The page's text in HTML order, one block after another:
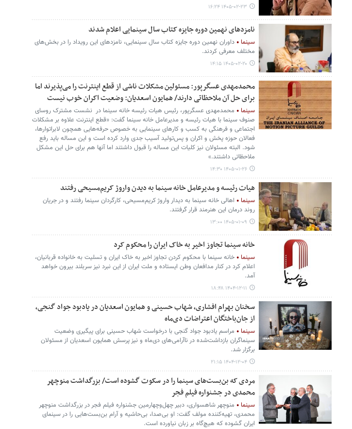
۱۴۰۵-۰۲-۲۳ ۱۶:۲۴
نامزدهای نهمین دوره جایزه کتاب سال سینمایی اعلام شدند
سینما
داوران نهمین دوره جایزه کتاب سال سینمایی، نامزدهای این رویداد را در بخش‌های
مختلف معرفی کردند.
۱۴۰۵-۰۲-۲۰ ۱۴:۱۵
محمدمهدی عسگرپور: مسئولین مشکلات ناشی از قطع اینترنت را می‌پذیرند اما
برای حل آن ملاحظاتی دارند/ همایون اسعدیان: وضعیت اکران خوب نیست
سینما
محمدمهدی عسگرپور، رئیس هیات رئیسه خانه سینما در نشست مشترک روسای
صنوف سینما با هیات رئیسه و مدیرعامل خانه سینما گفت: «قطع اینترنت علاوه بر مشکلات
اجتماعی و فرهنگی به کسب و کارهای سینمایی به خصوص حرفه‌هایی همچون لابراتوارها،
فعالان حوزه پخش و اکران و پس‌تولید آسیب جدی وارد کرده است و این مساله باید رفع
شود. البته مسئولان نیز کلیات این مساله را قبول داشتند اما آنها هم برای حل این مشکل
ملاحظاتی داشتند.»
۱۴۰۵-۰۱-۲۶ ۱۴:۳۰
هیات رئیسه و مدیرعامل خانه سینما به دیدن واروژ کریم‌مسیحی رفتند
سینما
اهالی خانه سینما به دیدار واروژ کریم‌مسیحی، کارگردان سینما رفتند و در جریان
روند درمان این هنرمند قرار گرفتند.
۱۴۰۵-۰۱-۰۹ ۱۳:۰۰
خانه سینما تجاوز اخیر به خاک ایران را محکوم کرد
سینما
خانه سینما با محکوم کردن تجاوز اخیر به خاک ایران و تسلیت به خانواده قربانیان،
اعلام کرد در کنار مدافعان وطن ایستاده و ملت ایران از این نبرد نیز سربلند بیرون خواهد
آمد.
۱۴۰۴-۱۲-۱۱ ۱۸:۴۸
سخنان بهرام افشاری، شهاب حسینی و همایون اسعدیان در یادبود جواد گنجی،
از جان‌باختگان اعتراضات دی‌ماه
سینما
مراسم یادبود جواد گنجی با درخواست شهاب حسینی برای پیگیری وضعیت
سینماگران بازداشت‌شده در ناآرامی‌های دی‌ماه و نیز پرسش همایون اسعدیان از مسئولان
برگزار شد.
۱۴۰۴-۱۲-۰۴ ۲۱:۱۵
مردی که بن‌بست‌های سینما را در سکوت گشوده است/ بزرگداشت منوچهر
محمدی در جشنواره فیلم فجر
سینما
منوچهر شاهسواری، دبیر چهل‌وچهارمین جشنواره فیلم فجر در بزرگداشت منوچهر
محمدی، تهیه‌کننده مولف گفت: او بی‌صدا، بی‌حاشیه و آرام بن‌بست‌هایی را در سینمای
ایران گشوده که هیچ‌گاه بر زبان نیاورده است.